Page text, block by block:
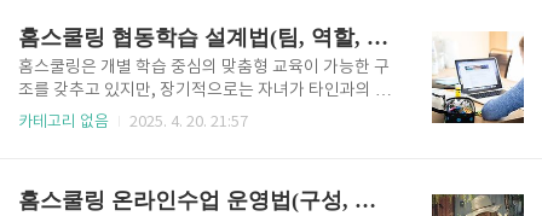
량의 핵심이자 평생 학습..
판적으로 바라보고 자신이 경험한 것을 재구성하며 성
찰하는 능력, 즉 반성적 사고(reflective thinking)가 중
요하게 부각되고 있으며, 홈스쿨링에서는 이를 일상 수
업과 생활 속에서 통합적으로 실천할 수 있습니다. 반성
적 사고란 과거의 경험이나 학습을 단순히 회상하는 것
사고 활동으로,..
홈스쿨링 협동학습 설계법(팀, 역할, 발표)
홈스쿨링은 개별 학습 중심의 맞춤형 교육이 가능한 구
조를 갖추고 있지만, 장기적으로는 자녀가 타인과의 협
력 속에서 문제를 해결하고 다양한 관점과 아이디어를
의존성을 바탕으로 각자의 역할을 수행하며 집단의 성
카테고리 없음 2025. 4. 20. 21:57
홈스쿨링 온라인수업 운영법(구성, 도구, 상호작용)